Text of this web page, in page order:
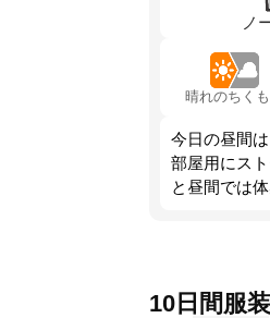
ノ
晴れのちくも
今日の昼間
部屋用にス
と昼間では
10日間服